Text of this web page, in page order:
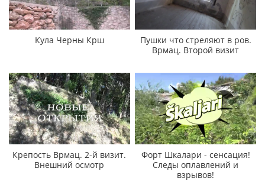
Кула Черны Крш
Пушки что стреляют в ров.
Врмац. Второй визит
Крепость Врмац. 2-й визит.
Внешний осмотр
Форт Шкалари - сенсация!
Следы оплавлений и
взрывов!